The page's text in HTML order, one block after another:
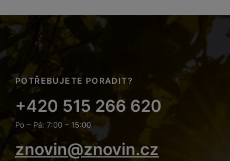
POTŘEBUJETE PORADIT?
+420 515 266 620
Po – Pá: 7:00 – 15:00
znovin@znovin.cz